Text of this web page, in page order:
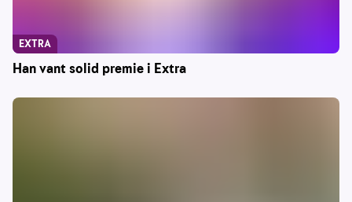
Han vant solid premie i Extra
EXTRA